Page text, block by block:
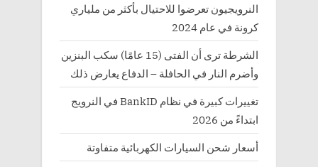
النرويجيون تعرضوا للاحتيال بأكثر من ملياري
كرونة في عام 2024
الشرطة ترى أن الفتى (15 عامًا) سكب البنزين
وأضرم النار في الحافلة – الدفاع يعارض ذلك
تغييرات كبيرة في نظام BankID في النرويج
ابتداءً من 2026
أسعار شحن السيارات الكهربائية متفاوتة